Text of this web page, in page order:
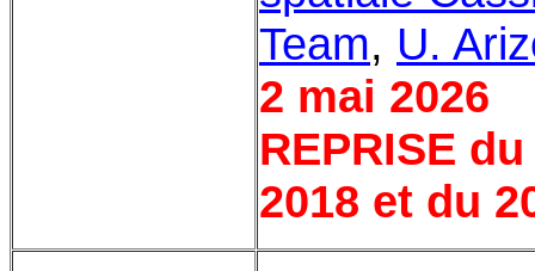
Team, U.
2 mai 2026
REPRISE
2018 et du